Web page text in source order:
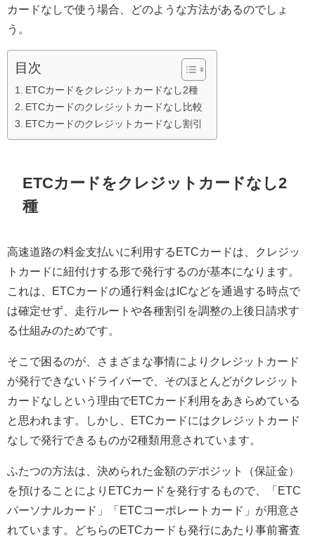
カードなしで使う場合、どのような方法があるのでしょ
う。
目次
ETCカードをクレジットカードなし2種
ETCカードのクレジットカードなし比較
ETCカードのクレジットカードなし割引
ETCカードをクレジットカードなし2
種
高速道路の料金支払いに利用するETCカードは、クレジッ
トカードに紐付けする形で発行するのが基本になります。
これは、ETCカードの通行料金はICなどを通過する時点で
は確定せず、走行ルートや各種割引を調整の上後日請求す
る仕組みのためです。
そこで困るのが、さまざまな事情によりクレジットカード
が発行できないドライバーで、そのほとんどがクレジット
カードなしという理由でETCカード利用をあきらめている
と思われます。しかし、ETCカードにはクレジットカード
なしで発行できるものが2種類用意されています。
ふたつの方法は、決められた金額のデポジット（保証金）
を預けることによりETCカードを発行するもので、「ETC
パーソナルカード」「ETCコーポレートカード」が用意さ
れています。どちらのETCカードも発行にあたり事前審査